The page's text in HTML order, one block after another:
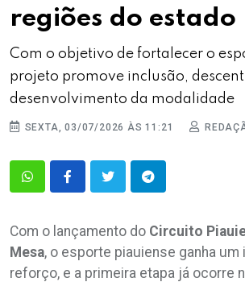
regiões do estado
Com o objetivo de fortalecer o
projeto promove inclusão,
desenvolvimento da modalidade
SEXTA, 03/07/2026 ÀS 11:21
Com o lançamento do Circuito
Mesa, o esporte piauiense ganha um
reforço, e a primeira etapa já ocorre